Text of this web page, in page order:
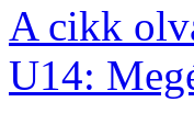
A cikk
U14: